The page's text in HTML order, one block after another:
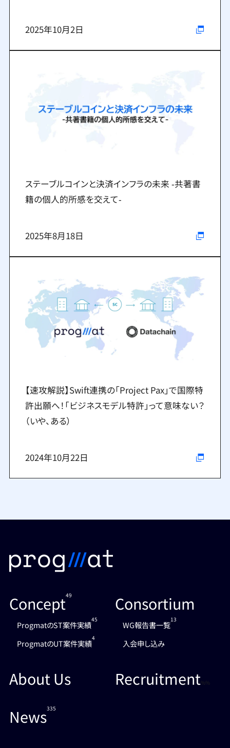
2025年10月2日
ステーブルコインと決済インフラの未来 ‐共著書
籍の個人的所感を交えて‐
2025年8月18日
【速攻解説】Swift連携の「Project Pax」で国際特
許出願へ！「ビジネスモデル特許」って意味ない？
（いや、ある）
2024年10月22日
Concept49
ProgmatのST案件実績
45
ProgmatのUT案件実績
4
About Us
News335
Consortium
WG報告書一覧
13
入会申し込み
Recruitment